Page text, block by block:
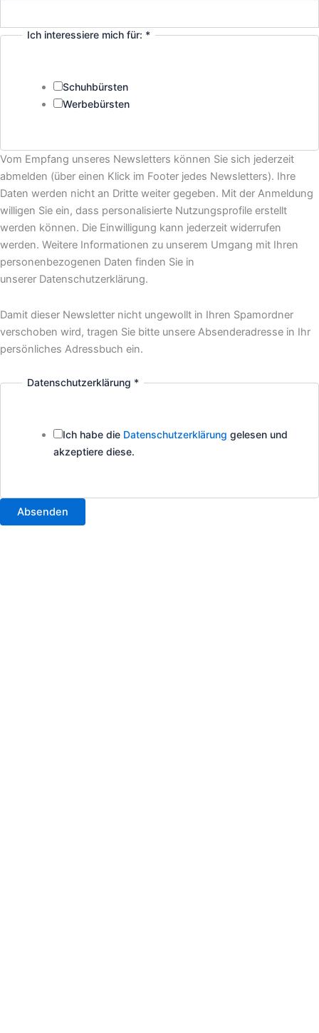
Ich interessiere mich für: *
Schuhbürsten
Werbebürsten
Vom Empfang unseres Newsletters können Sie sich jederzeit
abmelden (über einen Klick im Footer jedes Newsletters). Ihre
Daten werden nicht an Dritte weiter gegeben. Mit der Anmeldung
willigen Sie ein, dass personalisierte Nutzungsprofile erstellt
werden können. Die Einwilligung kann jederzeit widerrufen
werden. Weitere Informationen zu unserem Umgang mit Ihren
personenbezogenen Daten finden Sie in
unserer Datenschutzerklärung.
Damit dieser Newsletter nicht ungewollt in Ihren Spamordner
verschoben wird, tragen Sie bitte unsere Absenderadresse in Ihr
persönliches Adressbuch ein.
Ich
Datenschutzerklärung *
Ich habe die Datenschutzerklärung gelesen und
akzeptiere diese.
Absenden